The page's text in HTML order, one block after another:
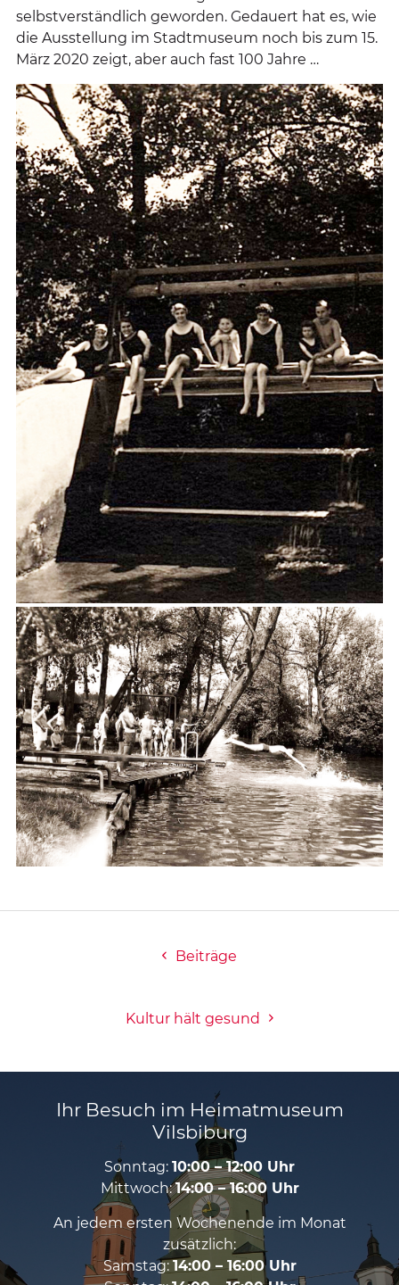
selbstverständlich geworden. Gedauert hat es, wie
die Ausstellung im Stadtmuseum noch bis zum 15.
März 2020 zeigt, aber auch fast 100 Jahre …
Beiträge
Kultur hält gesund
Ihr Besuch im Heimatmuseum
Vilsbiburg
Sonntag: 10:00 – 12:00 Uhr
Mittwoch:14:00 – 16:00 Uhr
An jedem ersten Wochenende im Monat
zusätzlich:
Samstag: 14:00 – 16:00 Uhr